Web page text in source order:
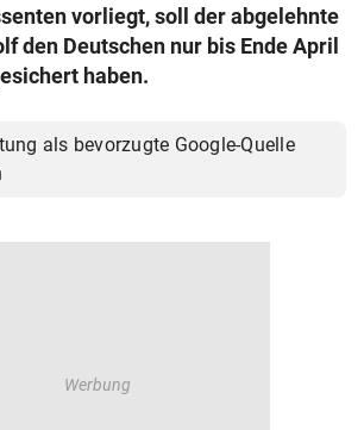
GmbH & Co KG 2026
Wien
vorliegt, soll der abgelehnte
den Deutschen nur bis Ende April
haben.
als bevorzugte Google-Quelle